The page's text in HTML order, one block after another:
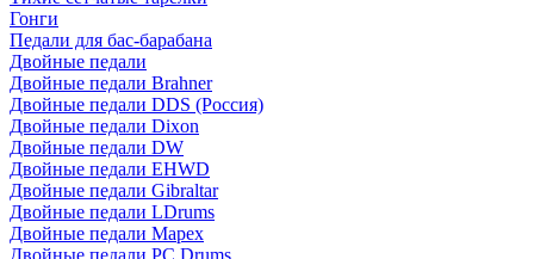
Гонги
Педали для бас-барабана
Двойные педали
Двойные педали Brahner
Двойные педали DDS (Россия)
Двойные педали Dixon
Двойные педали DW
Двойные педали EHWD
Двойные педали Gibraltar
Двойные педали LDrums
Двойные педали Mapex
Двойные педали PC Drums